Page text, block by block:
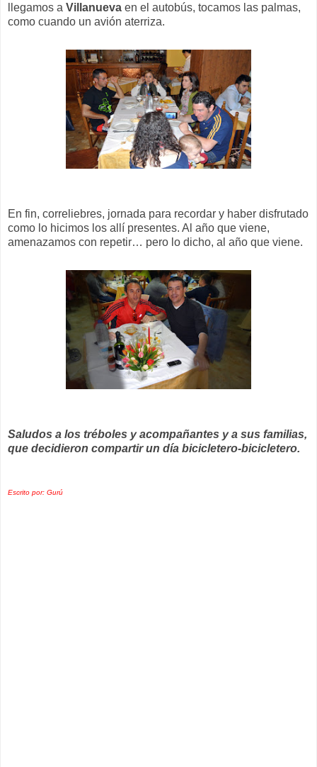
llegamos a Villanueva en el autobús, tocamos las palmas,
como cuando un avión aterriza.
En fin, correliebres, jornada para recordar y haber disfrutado
como lo hicimos los allí presentes. Al año que viene,
amenazamos con repetir… pero lo dicho, al año que viene.
Saludos a los tréboles y acompañantes y a sus familias,
que decidieron compartir un día bicicletero-bicicletero.
Escrito por: Gurú